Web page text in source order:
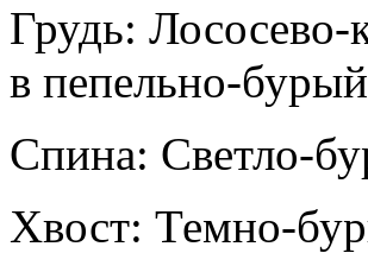
Грудь: Лососево-
в пепельно-
Спина: Светло-
Хвост: Темно-